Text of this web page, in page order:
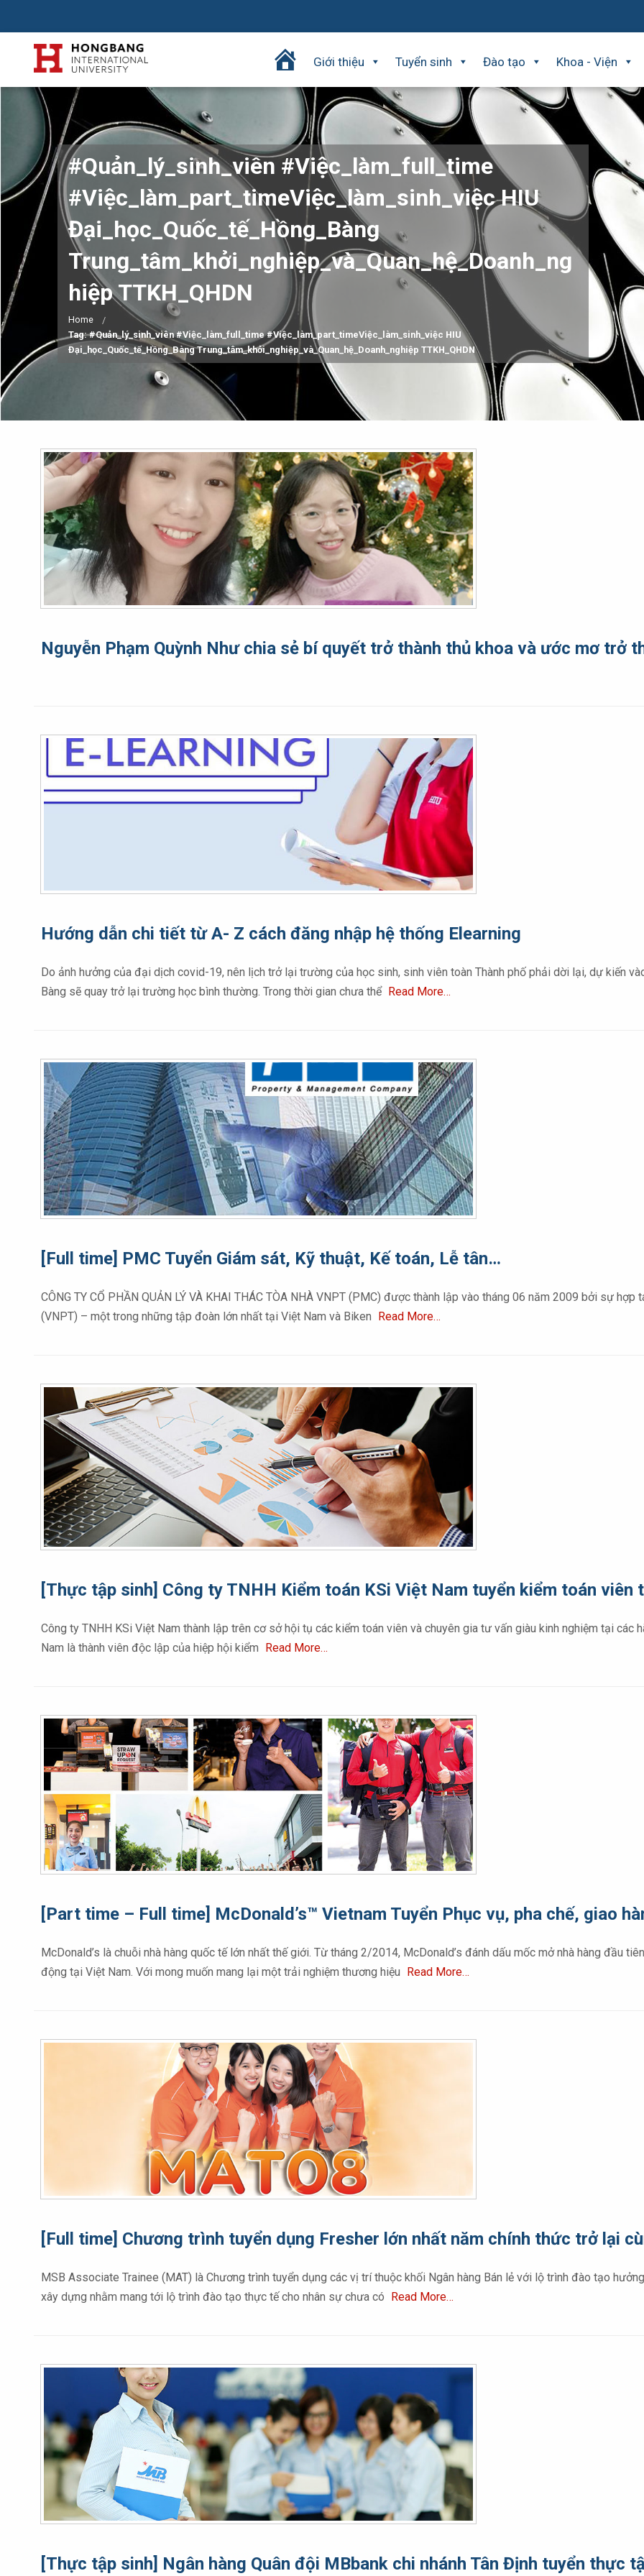
a
g
c
h
ủ
Giới thiệu Tuyển sinh Đào tạo Khoa - Viện
#Quản_lý_sinh_viên #Việc_làm_full_time
#Việc_làm_part_timeViệc_làm_sinh_việc HIU
Đại_học_Quốc_tế_Hồng_Bàng
Trung_tâm_khởi_nghiệp_và_Quan_hệ_Doanh_ng
hiệp TTKH_QHDN
Home
Tag: #Quản_lý_sinh_viên #Việc_làm_full_time #Việc_làm_part_timeViệc_làm_sinh_việc HIU
Đại_học_Quốc_tế_Hồng_Bàng Trung_tâm_khởi_nghiệp_và_Quan_hệ_Doanh_nghiệp TTKH_QHDN
Nguyễn Phạm Quỳnh Như chia sẻ bí quyết trở thành thủ khoa và ước mơ trở
Hướng dẫn chi tiết từ A- Z cách đăng nhập hệ thống Elearning
Do ảnh hưởng của đại dịch covid-19, nên lịch trở lại trường của học sinh, sinh viên toàn Thành phố phải dời lại, dự kiến
Bàng sẽ quay trở lại trường học bình thường. Trong thời gian chưa thể Read More…
[Full time] PMC Tuyển Giám sát, Kỹ thuật, Kế toán, Lễ tân…
CÔNG TY CỔ PHẦN QUẢN LÝ VÀ KHAI THÁC TÒA NHÀ VNPT (PMC) được thành lập vào tháng 06 năm 2009 bởi sự
(VNPT) – một trong những tập đoàn lớn nhất tại Việt Nam và Biken Read More…
[Thực tập sinh] Công ty TNHH Kiểm toán KSi Việt Nam tuyển kiểm toán viên
Công ty TNHH KSi Việt Nam thành lập trên cơ sở hội tụ các kiểm toán viên và chuyên gia tư vấn giàu kinh nghiệm tại các
Nam là thành viên độc lập của hiệp hội kiểm Read More…
[Part time – Full time] McDonald’s™ Vietnam Tuyển Phục vụ, pha chế, giao
McDonald’s là chuỗi nhà hàng quốc tế lớn nhất thế giới. Từ tháng 2/2014, McDonald’s đánh dấu mốc mở nhà hàng đầu
động tại Việt Nam. Với mong muốn mang lại một trải nghiệm thương hiệu
Read More…
[Full time] Chương trình tuyển dụng Fresher lớn nhất năm chính thức trở lại
MSB Associate Trainee (MAT) là Chương trình tuyển dụng các vị trí thuộc khối Ngân hàng Bán lẻ với lộ trình đào tạo
xây dựng nhằm mang tới lộ trình đào tạo thực tế cho nhân sự chưa có Read More…
[Thực tập sinh] Ngân hàng Quân đội MBbank chi nhánh Tân Định tuyển thực